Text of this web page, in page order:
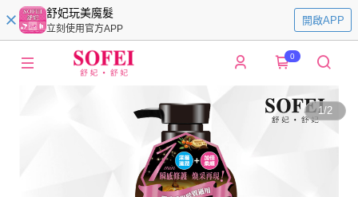
舒妃玩美魔髮
立刻使用官方APP
開啟APP
0
1/2